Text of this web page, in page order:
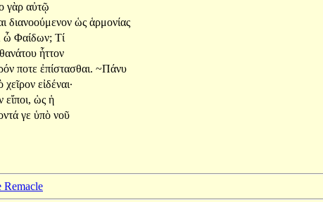
γὰρ αὐτῷ
διανοούμενον ὡς ἁρμονίας
ὦ Φαίδων; Τί
θανάτου ἧττον
ποτε ἐπίστασθαι. ~Πάνυ
χεῖρον εἰδέναι·
εἴποι, ὡς ἡ
γε ὑπὸ νοῦ
Remacle